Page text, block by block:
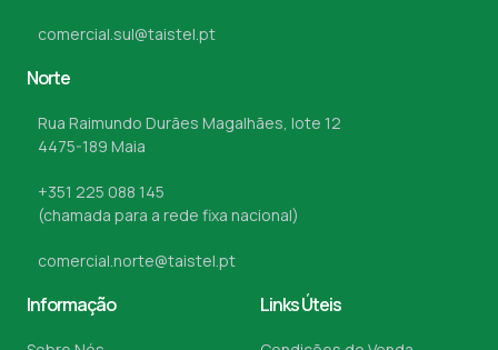
comercial.sul@taistel.pt
Norte
Rua Raimundo Durães Magalhães, lote 12
4475-189 Maia
+351 225 088 145
(chamada para a rede fixa nacional)
comercial.norte@taistel.pt
Informação Links Úteis